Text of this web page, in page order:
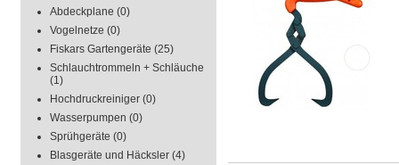
Abdeckplane (0)
Vogelnetze (0)
Fiskars Gartengeräte (25)
Schlauchtrommeln + Schläuche
(1)
Hochdruckreiniger (0)
Wasserpumpen (0)
Sprühgeräte (0)
Blasgeräte und Häcksler (4)